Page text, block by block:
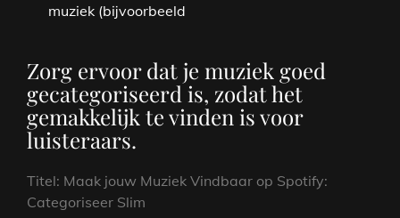
muziek (bijvoorbeeld
Zorg ervoor dat je muziek goed
gecategoriseerd is, zodat het
gemakkelijk te vinden is voor
luisteraars.
Titel: Maak jouw Muziek Vindbaar op Spotify:
Categoriseer Slim